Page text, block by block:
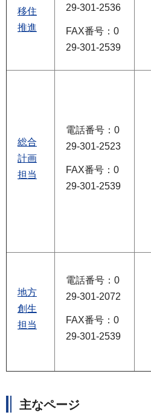
移住
推進
29-301-2536
FAX番号：0
29-301-2539
総合
計画
担当
電話番号：0
29-301-2523
FAX番号：0
29-301-2539
地方
創生
担当
電話番号：0
29-301-2072
FAX番号：0
29-301-2539
主なページ